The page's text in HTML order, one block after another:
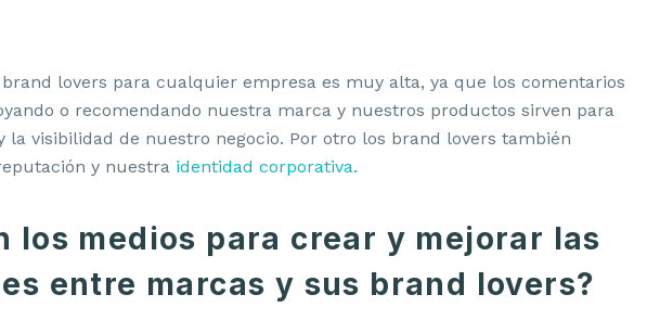
lovers para cualquier empresa es muy alta, ya que los comentarios
o recomendando nuestra marca y nuestros productos sirven para
visibilidad de nuestro negocio. Por otro los brand lovers también
y nuestra identidad corporativa.
los medios para crear y mejorar las
entre marcas y sus brand lovers?